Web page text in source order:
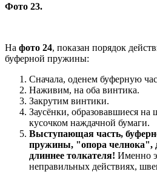
Фото 23.
На фото 24, показан порядок
буферной пружины:
Сначала, оденем буферную
Наживим, на оба винтика.
Закрутим винтики.
Заусёнки, образовавшиеся на
кусочком наждачной бумаги.
Выступающая часть,
пружины, "опора челнока",
длиннее толкателя! Именно
неправильных действиях,